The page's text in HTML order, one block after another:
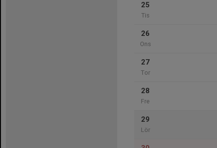
25
Tis
26
Ons
27
Tor
28
Fre
29
Lör